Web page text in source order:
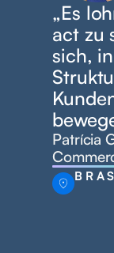
„Es
act zu
sich,
Patrícia